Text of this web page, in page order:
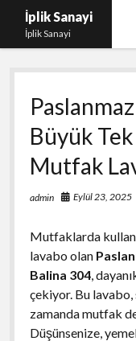
İplik Sanayi
İplik Sanayi
Facebook Beğeni
Igtv Yorum
Instagram Beğeni
Linkedin Beğeni
Liste
Büyük
Mutfak
admin Eylül 23, 2025
Mutfaklarda
lavabo olan
Balina 304,
çekiyor. Bu lavabo,
zamanda mutfak
Düşünsenize,